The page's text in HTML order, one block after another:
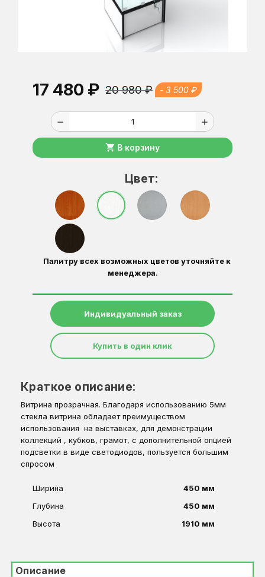
17 480 ₽ 20 980 ₽ - 3 500 ₽
remove add
shopping_cart В корзину
Цвет:
Палитру всех возможных цветов уточняйте к
менеджера.
Индивидуальный заказ
Купить в один клик
Краткое описание:
Витрина прозрачная. Благодаря использованию 5мм
стекла витрина обладает преимуществом
использования на выставках, для демонстрации
коллекций , кубков, грамот, с дополнительной опцией
подсветки в виде светодиодов, пользуется большим
спросом
Ширина
450 мм
Глубина
450 мм
Высота
1910 мм
Описание